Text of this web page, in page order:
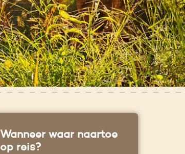
Wanneer waar naartoe
op reis?